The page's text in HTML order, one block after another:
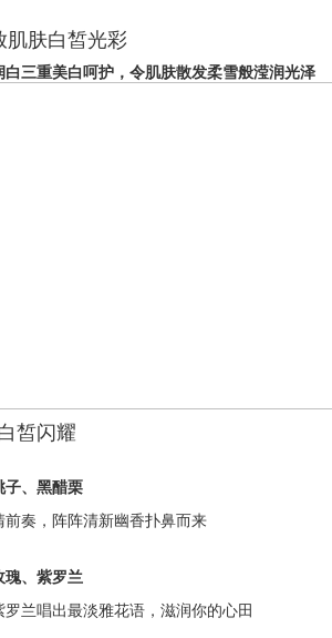
肤白皙光彩
三重美白呵护，令肌肤散发柔雪般滢润光泽
皙闪耀
子、黑醋栗
前奏，阵阵清新幽香扑鼻而来
瑰、紫罗兰
兰唱出最淡雅花语，滋润你的心田